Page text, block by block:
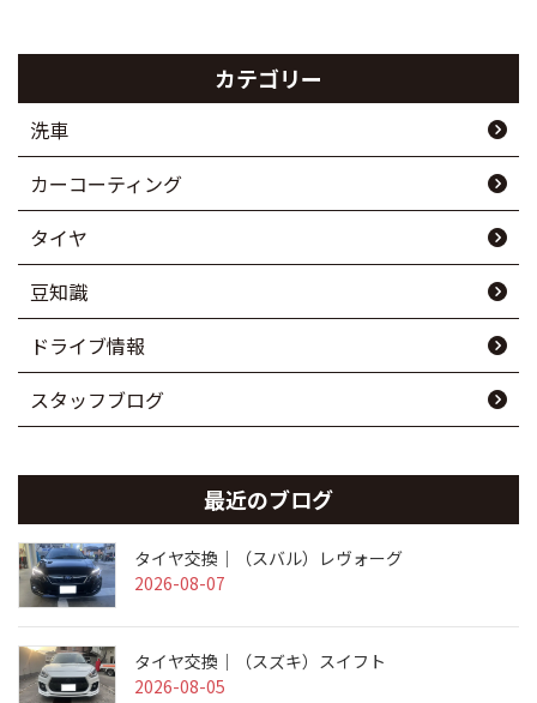
カテゴリー
洗車
カーコーティング
タイヤ
豆知識
ドライブ情報
スタッフブログ
最近のブログ
タイヤ交換｜（スバル）レヴォーグ
2026-08-07
タイヤ交換｜（スズキ）スイフト
2026-08-05